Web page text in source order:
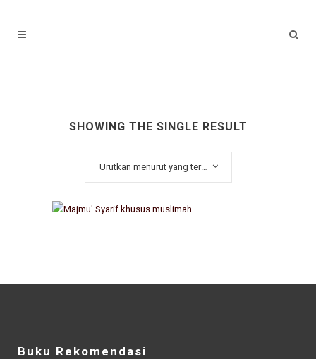
SHOWING THE SINGLE RESULT
Urutkan menurut yang terbaru
Buku Rekomendasi